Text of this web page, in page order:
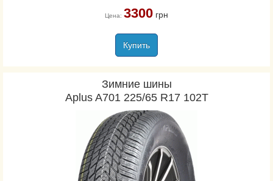
Цена: 3300грн
Купить
Зимние шины
Aplus A701 225/65 R17 102T